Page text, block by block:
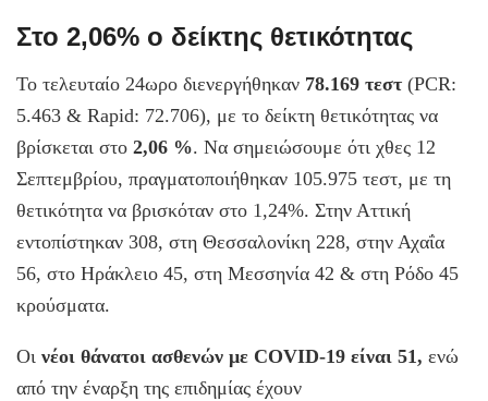
Στο 2,06% ο δείκτης θετικότητας
Το τελευταίο 24ωρο διενεργήθηκαν 78.169 τεστ (PCR:
5.463 & Rapid: 72.706), με το δείκτη θετικότητας να
βρίσκεται στο 2,06 %. Να σημειώσουμε ότι χθες 12
Σεπτεμβρίου, πραγματοποιήθηκαν 105.975 τεστ, με τη
θετικότητα να βρισκόταν στο 1,24%. Στην Αττική
εντοπίστηκαν 308, στη Θεσσαλονίκη 228, στην Αχαΐα
56, στο Ηράκλειο 45, στη Μεσσηνία 42 & στη Ρόδο 45
κρούσματα.
Οι νέοι θάνατοι ασθενών με COVID-19 είναι 51, ενώ
από την έναρξη της επιδημίας έχουν